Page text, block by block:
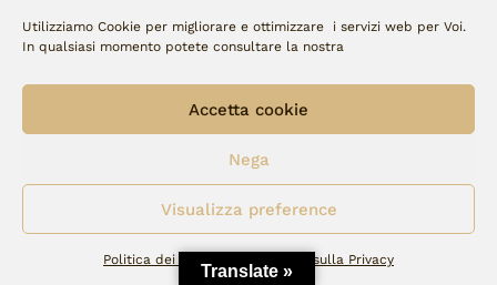
Utilizziamo Cookie per migliorare e ottimizzare i servizi web per Voi.
In qualsiasi momento potete consultare la nostra
Accetta cookie
Nega
Visualizza preference
Politica dei cookie Dichiarazione sulla Privacy
Translate »